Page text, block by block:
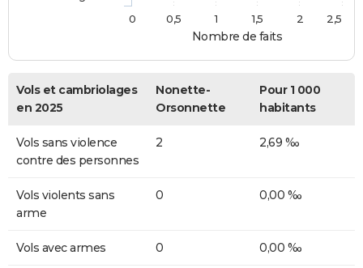
Nombre de faits
0
0,5 1 1,5 2 2,5
Vols et cambriolages
en 2025
Nonette-
Orsonnette
Pour 1 000
habitants
Vols sans violence
contre des personnes
2 2,69 ‰
Vols violents sans
arme
0 0,00 ‰
Vols avec armes 0 0,00 ‰